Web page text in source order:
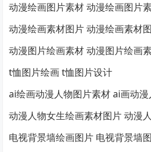
动漫绘画图片素材 动漫绘画图片
动漫绘画素材图片 动漫绘画素材
动漫图片绘画素材 动漫图片绘画
t恤图片绘画 t恤图片设计
ai绘画动漫人物图片素材 ai画动
动漫人物女生绘画素材图片 动漫
电视背景墙绘画图片 电视背景墙